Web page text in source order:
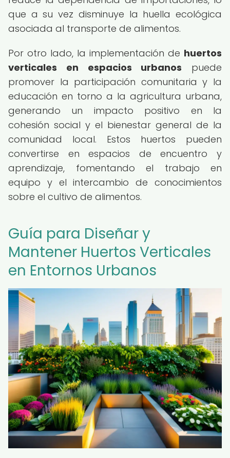
que a su vez disminuye la huella ecológica
asociada al transporte de alimentos.
Por otro lado, la implementación de huertos
verticales en espacios urbanos puede
promover la participación comunitaria y la
educación en torno a la agricultura urbana,
generando un impacto positivo en la
cohesión social y el bienestar general de la
comunidad local. Estos huertos pueden
convertirse en espacios de encuentro y
aprendizaje, fomentando el trabajo en
equipo y el intercambio de conocimientos
sobre el cultivo de alimentos.
Guía para Diseñar y
Mantener Huertos Verticales
en Entornos Urbanos